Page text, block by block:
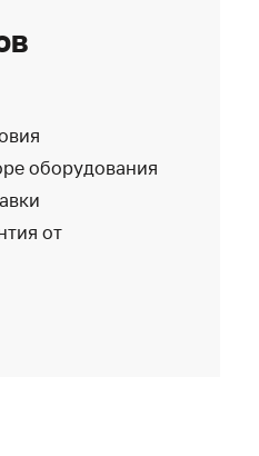
оборудования
от